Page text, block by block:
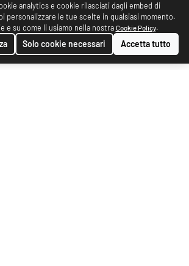
analytics e cookie rilasciati dagli embed di
personalizzare le tue scelte in qualsiasi momento.
e su come li usiamo nella nostra Cookie Policy.
Solo cookie necessari Accetta tutto